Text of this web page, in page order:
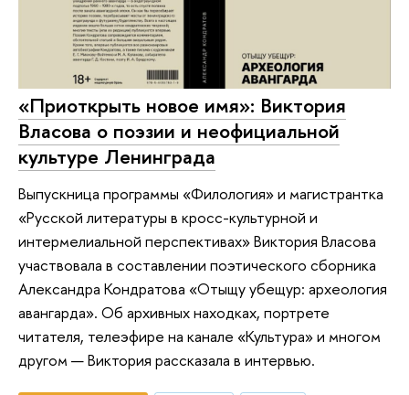
«Приоткрыть новое имя»: Виктория
Власова о поэзии и неофициальной
культуре Ленинграда
Выпускница программы «Филология» и магистрантка
«Русской литературы в кросс-культурной и
интермелиальной перспективах» Виктория Власова
участвовала в составлении поэтического сборника
Александра Кондратова «Отыщу убещур: археология
авангарда». Об архивных находках, портрете
читателя, телеэфире на канале «Культура» и многом
другом — Виктория рассказала в интервью.